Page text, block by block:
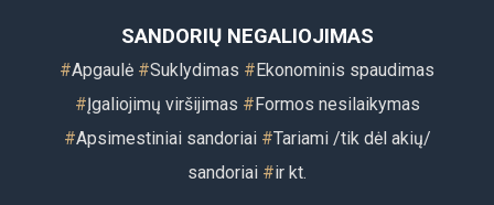
SANDORIŲ NEGALIOJIMAS
#Apgaulė #Suklydimas #Ekonominis spaudimas
#Įgaliojimų viršijimas #Formos nesilaikymas
#Apsimestiniai sandoriai #Tariami /tik dėl akių/
sandoriai #ir kt.